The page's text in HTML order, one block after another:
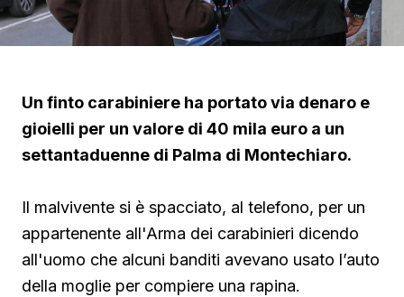
Un finto carabiniere ha portato via denaro e
gioielli per un valore di 40 mila euro a un
settantaduenne di Palma di Montechiaro.
Il malvivente si è spacciato, al telefono, per un
appartenente all'Arma dei carabinieri dicendo
all'uomo che alcuni banditi avevano usato l’auto
della moglie per compiere una rapina.